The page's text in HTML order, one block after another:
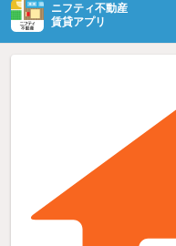
ニフティ不動産
賃貸アプリ